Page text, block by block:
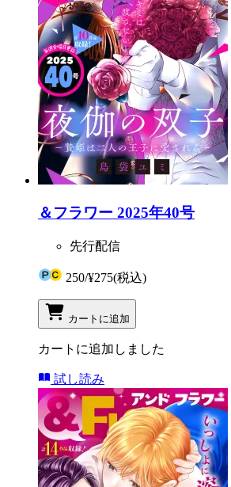
＆フラワー 2025年40号
先行配信
250/¥275(税込)
カートに追加
カートに追加しました
試し読み